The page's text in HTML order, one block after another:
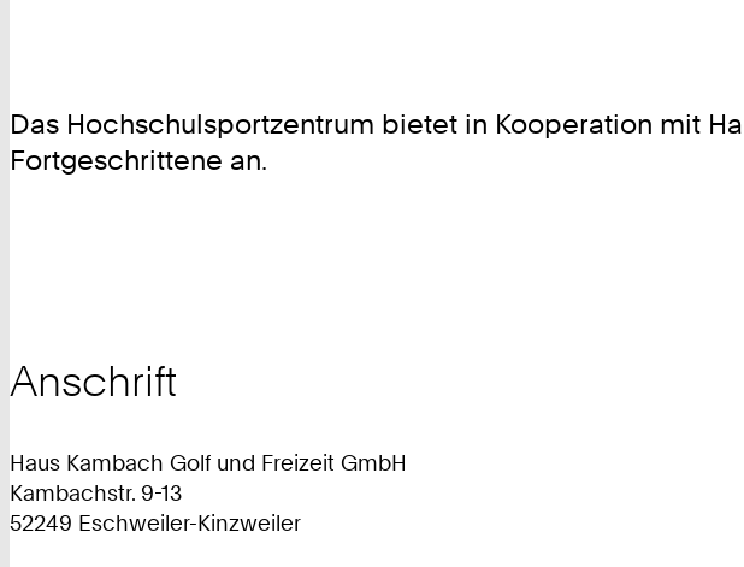
Das Hochschulsportzentrum bietet in Kooperation mit
Fortgeschrittene an.
Anschrift
Haus Kambach Golf und Freizeit GmbH
Kambachstr. 9-13
52249 Eschweiler-Kinzweiler